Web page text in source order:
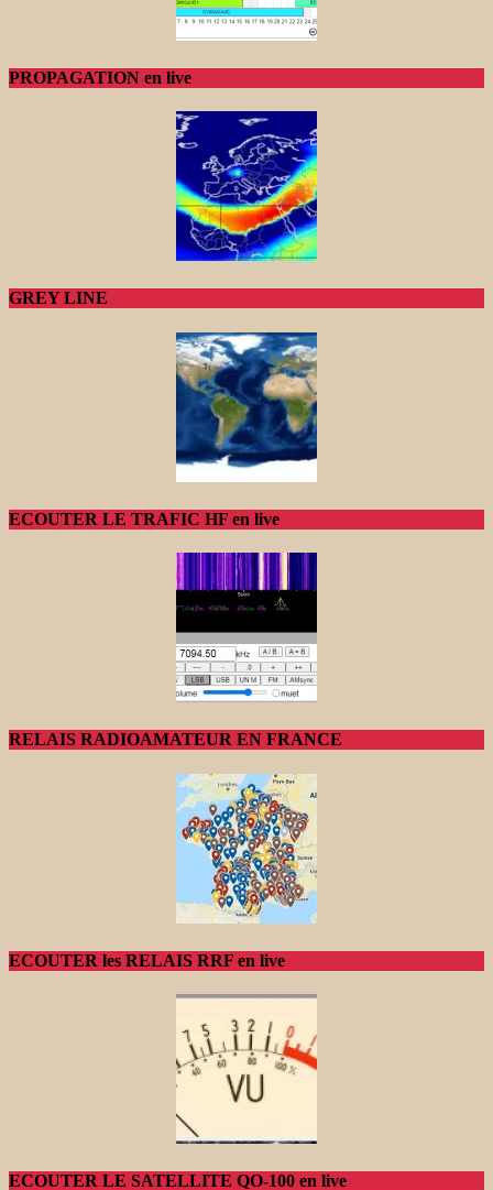
PROPAGATION en live
GREY LINE
ECOUTER LE TRAFIC HF en live
RELAIS RADIOAMATEUR EN FRANCE
ECOUTER les RELAIS RRF en live
ECOUTER LE SATELLITE QO-100 en live